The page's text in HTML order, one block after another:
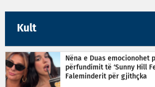
Kult
Nëna e Duas emocionohet
përfundimit të ‘Sunny Hill
Faleminderit për gjithçka